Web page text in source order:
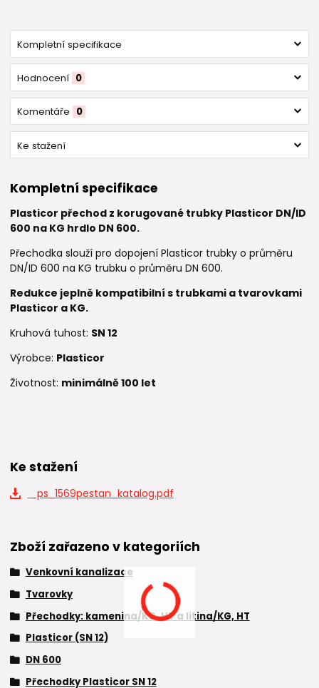
Kompletní specifikace
Hodnocení 0
Komentáře 0
Ke stažení
Kompletní specifikace
Plasticor přechod z korugované trubky Plasticor DN/ID
600 na KG hrdlo DN 600.
Přechodka slouží pro dopojení Plasticor trubky o průměru
DN/ID 600 na KG trubku o průměru DN 600.
Redukce jeplně kompatibilní s trubkami a tvarovkami
Plasticor a KG.
Kruhová tuhost: SN 12
Výrobce: Plasticor
Životnost: minimálně 100 let
Ke stažení
_ps_1569pestan_katalog.pdf
Zboží zařazeno v kategoriích
Venkovní kanalizace
Tvarovky
Přechodky: kamenina/KG, HT a litina/KG, HT
Plasticor (SN 12)
DN 600
Přechodky Plasticor SN 12